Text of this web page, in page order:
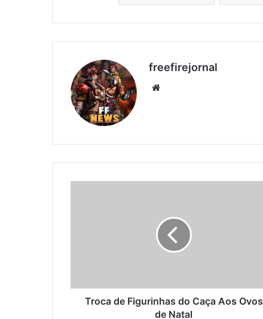
freefirejornal
Natal
Troca de Figurinhas do Caça Aos Ovos
de Natal